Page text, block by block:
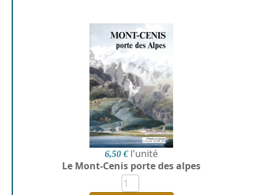
6,50 € l'unité
Le Mont-Cenis porte des alpes